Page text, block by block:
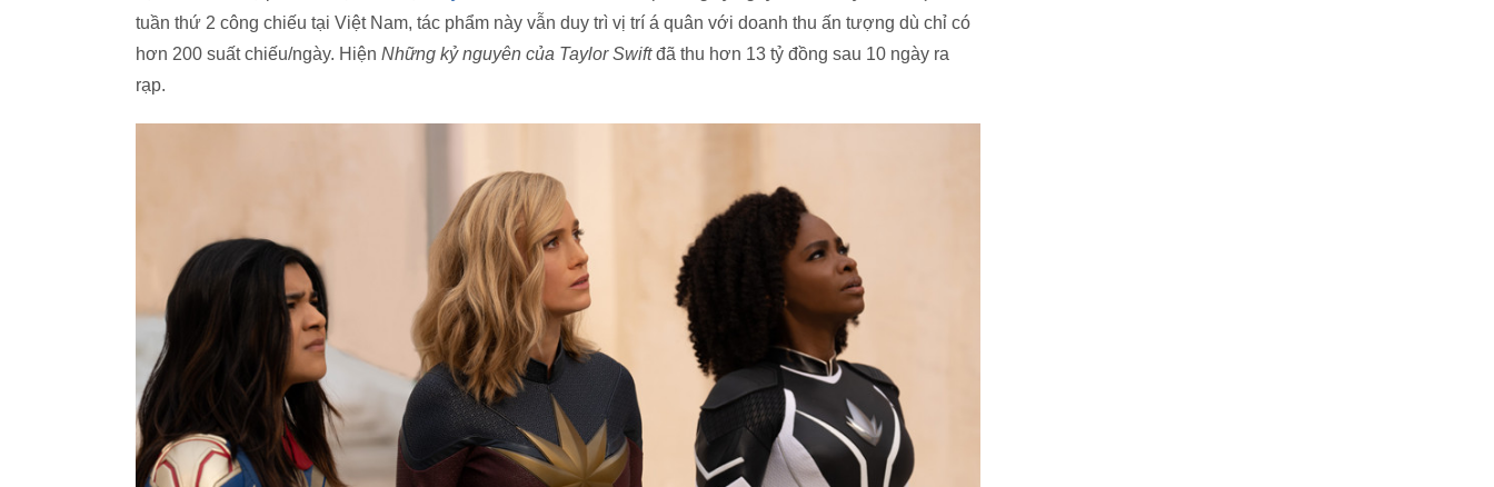
tuần thứ 2 công chiếu tại Việt Nam, tác phẩm này vẫn duy trì vị trí á quân với doanh thu ấn tượng dù chỉ có
hơn 200 suất chiếu/ngày. Hiện Những kỷ nguyên của Taylor Swiftđã thu hơn 13 tỷ đồng sau 10 ngày ra
rạp.